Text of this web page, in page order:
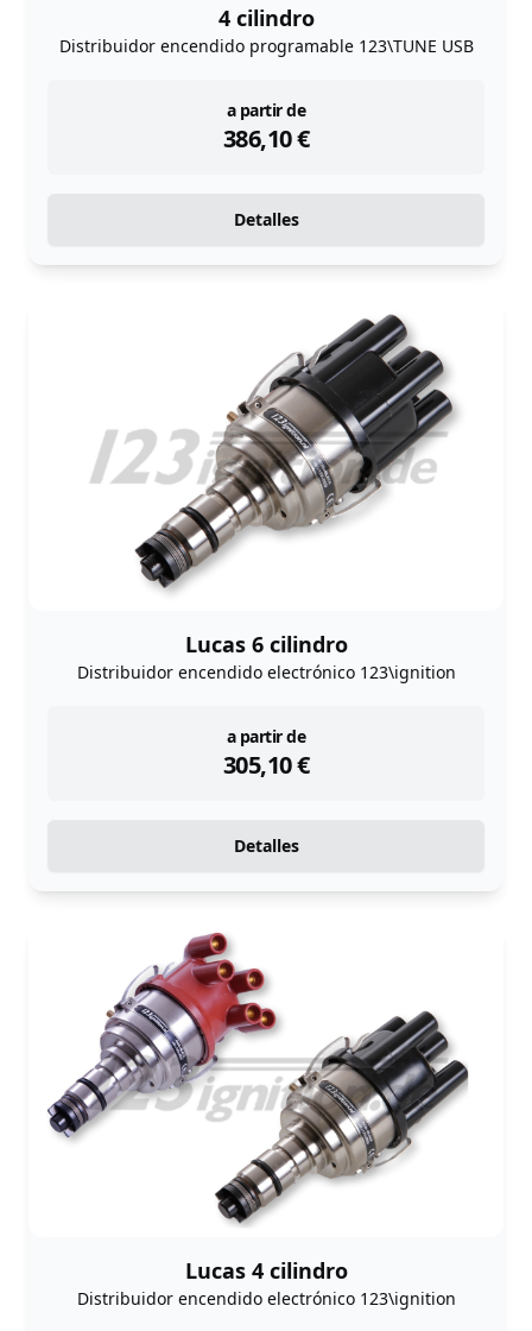
4 cilindro
Distribuidor encendido programable 123\TUNE USB
a partir de
386,10€
instock
Detalles
Lucas 6 cilindro
Distribuidor encendido electrónico 123\ignition
a partir de
305,10€
instock
Detalles
Lucas 4 cilindro
Distribuidor encendido electrónico 123\ignition